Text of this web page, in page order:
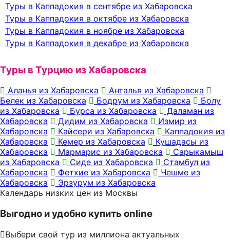
Туры в Каппадокия в сентябре из Хабаровска
Туры в Каппадокия в октябре из Хабаровска
Туры в Каппадокия в ноябре из Хабаровска
Туры в Каппадокия в декабре из Хабаровска
Туры в Турцию из Хабаровска
Аланья из Хабаровска
Анталья из Хабаровска
Белек из Хабаровска
Бодрум из Хабаровска
Болу
из Хабаровска
Бурса из Хабаровска
Даламан из
Хабаровска
Дидим из Хабаровска
Измир из
Хабаровска
Кайсери из Хабаровска
Каппадокия из
Хабаровска
Кемер из Хабаровска
Кушадасы из
Хабаровска
Мармарис из Хабаровска
Сарыкамыш
из Хабаровска
Сиде из Хабаровска
Стамбул из
Хабаровска
Фетхие из Хабаровска
Чешме из
Хабаровска
Эрзурум из Хабаровска
Календарь низких цен из Москвы
Выгодно и удобно купить online
Выбери свой тур из миллиона актуальных